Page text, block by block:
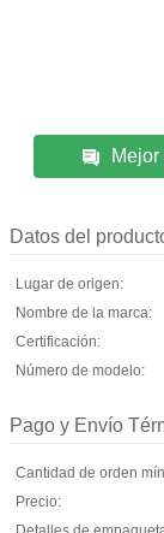
Datos del
Lugar de origen:
Nombre de la marca:
Certificación:
Número de modelo:
Pago y Envío
Cantidad de orden
Precio: